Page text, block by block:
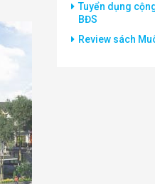
Tuyển dụng
BĐS
Review sách